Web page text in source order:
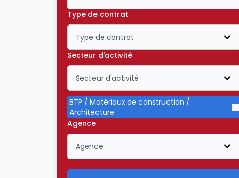
Type de contrat
Type de contrat
Icône ouvrir la liste déroulante
Secteur d'activité
Secteur d'activité
Icône ouvrir la liste déroulante
BTP / Matériaux de construction /
Architecture
Agence
Agence
Icône ouvrir la liste déroulante